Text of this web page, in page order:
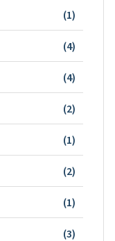
(1)
(4)
(4)
(2)
(1)
(2)
(1)
(3)